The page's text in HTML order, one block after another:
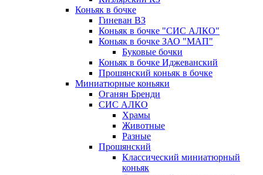
Коньяк в бочке
Гиневан ВЗ
Коньяк в бочке "СИС АЛКО"
Коньяк в бочке ЗАО "МАП"
Буковые бочки
Коньяк в бочке Иджеванский
Прошянский коньяк в бочке
Миниатюрные коньяки
Оганян Бренди
СИС АЛКО
Храмы
Животные
Разные
Прошянский
Классический миниатюрный
коньяк